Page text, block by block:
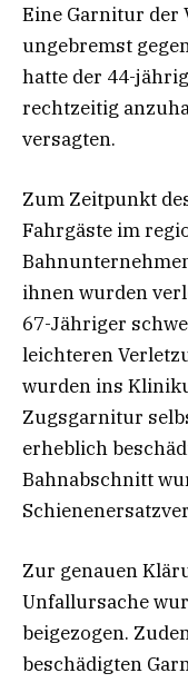
Eine Garnitur
ungebremst
hatte der 44-
rechtzeitig
versagten.
Zum Zeitpunkt
Fahrgäste im
ihnen wurden
67-Jähriger
leichteren
wurden ins
Zugsgarnitur
erheblich
Bahnabschnitt
Zur genauen
Unfallursache
beigezogen.
beschädigten